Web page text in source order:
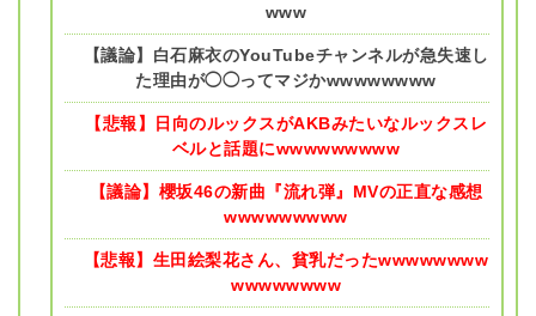
www
【議論】白石麻衣のYouTubeチャンネルが急失速し
た理由が◯◯ってマジかwwwwwwww
【悲報】日向のルックスがAKBみたいなルックスレ
ベルと話題にwwwwwwwww
【議論】櫻坂46の新曲『流れ弾』MVの正直な感想
wwwwwwwww
【悲報】生田絵梨花さん、貧乳だったwwwwwwww
wwwwwwww